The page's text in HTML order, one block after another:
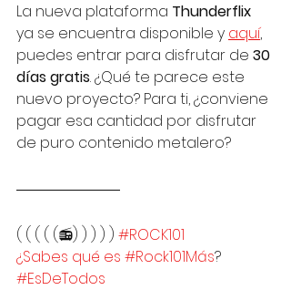
La nueva plataforma Thunderflix
ya se encuentra disponible y aquí,
puedes entrar para disfrutar de 30
días gratis. ¿Qué te parece este
nuevo proyecto? Para ti, ¿conviene
pagar esa cantidad por disfrutar
de puro contenido metalero?
( ( ( ( (📻) ) ) ) ) #ROCK101
¿Sabes qué es #Rock101Más?
#EsDeTodos